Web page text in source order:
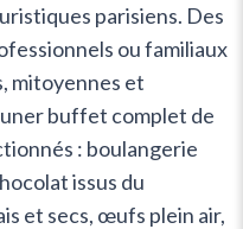
parisiens. Des
ou familiaux
mitoyennes et
buffet complet de
: boulangerie
issus du
et secs, œufs plein air,